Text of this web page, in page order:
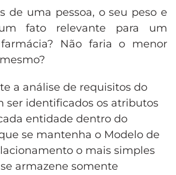
de uma pessoa, o seu peso e
fato relevante para um
Não faria o menor
a análise de requisitos do
ser identificados os atributos
entidade dentro do
se mantenha o Modelo de
o mais simples
armazene somente